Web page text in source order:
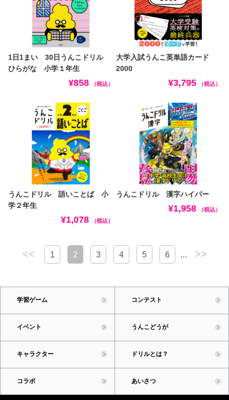
1日1まい 30日うんこドリル
ひらがな 小学１年生
¥858 （税込）
大学入試うんこ英単語カード
2000
¥3,795 （税込）
うんこドリル 語いことば 小
学２年生
¥1,078 （税込）
うんこドリル 漢字ハイパー
¥1,958 （税込）
<< 1 2 3 4 5 6 … >>
学習ゲーム コンテスト
イベント うんこどうが
キャラクター ドリルとは？
コラボ あいさつ